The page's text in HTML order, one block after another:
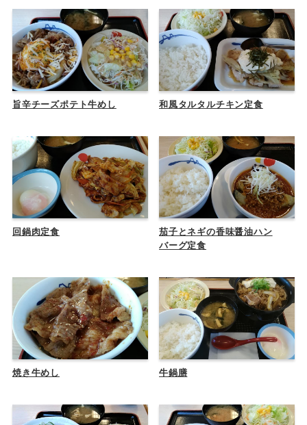
旨辛チーズポテト牛めし 和風タルタルチキン定食
回鍋肉定食
茄子とネギの香味醤油ハン
バーグ定食
焼き牛めし 牛鍋膳